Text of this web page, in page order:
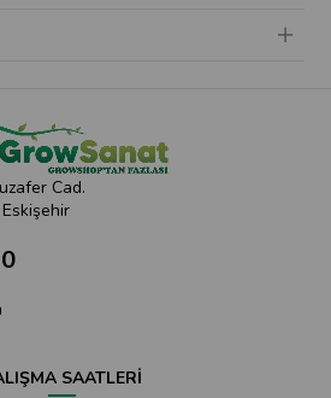
Cad.
SAATLERİ